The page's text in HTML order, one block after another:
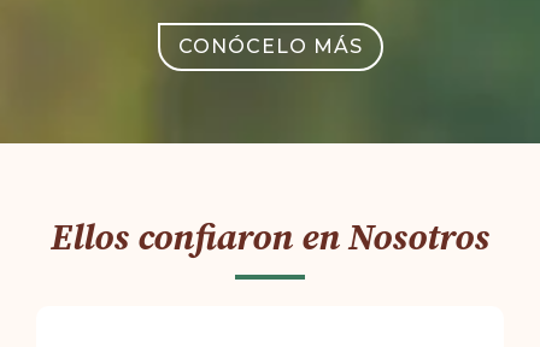
CONÓCELO MÁS
Ellos confiaron en Nosotros